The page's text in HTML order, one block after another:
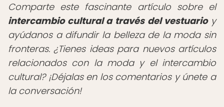
Comparte este fascinante artículo sobre el
intercambio cultural a través del vestuarioy
ayúdanos a difundir la belleza de la moda sin
fronteras. ¿Tienes ideas para nuevos artículos
relacionados con la moda y el intercambio
cultural? ¡Déjalas en los comentarios y únete a
la conversación!